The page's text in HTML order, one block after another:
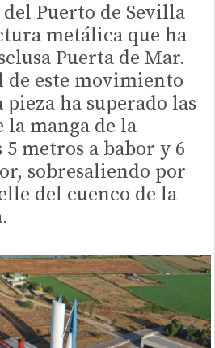
Puerto de Sevilla
metálica que ha
Puerta de Mar.
de este movimiento
pieza ha superado las
la manga de la
5 metros a babor y 6
sobresaliendo por
del cuenco de la